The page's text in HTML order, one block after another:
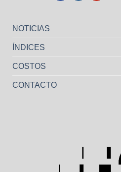
NOTICIAS
ÍNDICES
COSTOS
CONTACTO